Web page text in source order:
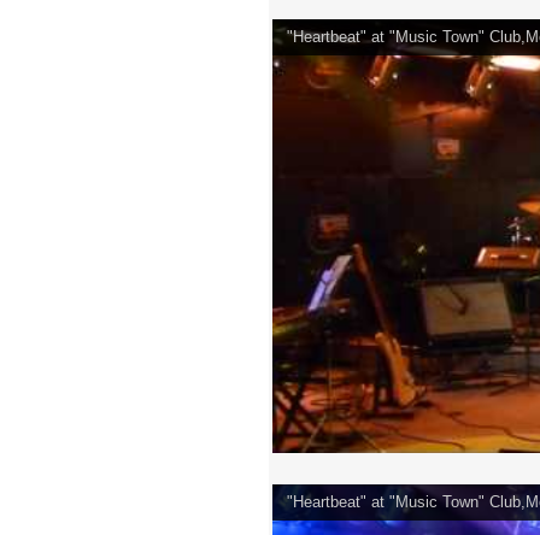
"Heartbeat" at "Music Town"
"Heartbeat" at "Music Town"